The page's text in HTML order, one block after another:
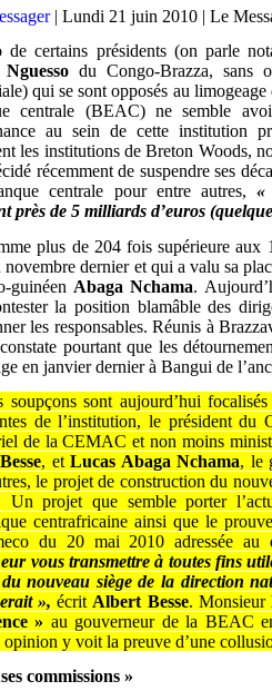
| Lundi 21 juin 2010 | Le
de certains présidents (on parle
Nguesso du Congo-Brazza, sans
qui se sont opposés au
centrale (BEAC) ne semble
au sein de cette institution
les institutions de Breton Woods,
récemment de suspendre ses
centrale pour entre autres, «
près de 5 milliards d’euros
plus de 204 fois supérieure
novembre dernier et qui a valu sa
guinéen Abaga Nchama.
la position blamâble des
les responsables. Réunis à
pourtant que les
en janvier dernier à Bangui de
soupçons sont aujourd’hui
de l’institution, le président du
de la CEMAC et non moins
, etLucas Abaga Nchama, le
le projet de construction du
Un projet que semble porter
centrafricaine ainsi que le
du 20 mai 2010 adressée
vous transmettre à toutes fins
nouveau siège de la direction
», écrit Albert Besse. Monsieur
» au gouverneur de la BEAC
opinion y voit la preuve d’une
commissions »